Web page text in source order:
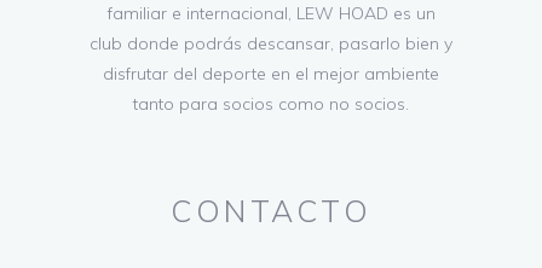
familiar e internacional, LEW HOAD es un
club donde podrás descansar, pasarlo bien y
disfrutar del deporte en el mejor ambiente
tanto para socios como no socios.
CONTACTO